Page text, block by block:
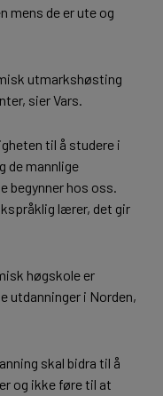
mens de er ute og
utmarkshøsting
sier Vars.
til å studere i
de mannlige
begynner hos oss.
lærer, det gir
høgskole er
utdanninger i Norden,
skal bidra til å
og ikke føre til at